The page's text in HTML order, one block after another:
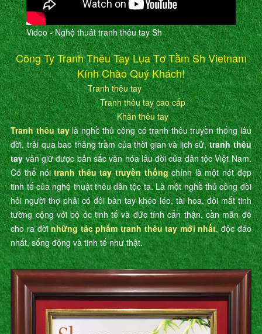
Video - Nghệ thuât tranh thêu tay Sh
Công Ty Tranh Thêu Tay Lụa Tơ Tằm Sh Vietnam
Kính Chào Quý Khách!
Tranh thêu tay
Tranh thêu tay cao cấp
Khăn thêu tay
Tranh thêu taylà nghề thủ công có tranh thêu truyền thống lâu
đời, trải qua bao thăng trầm của thời gian và lịch sử,tranh thêu
tayvẫn giữ được bản sắc văn hóa lâu đời của dân tộc Việt Nam.
Có thể nóitranh thêu tay truyền thốngchính là một nét đẹp
tinh tế của nghệ thuật thêu dân tộc ta. Là một nghề thủ công đòi
hỏi người thợ phải có đôi bàn tay khéo léo, tài hoa, đôi mắt tinh
tường cộng với bộ óc tinh tế và đức tính cẩn thận, cần mẫn để
cho ra đờinhững tác phẩm tranh thêu tay mới nhất, độc đáo
nhất, sống động và tinh tế như thật.